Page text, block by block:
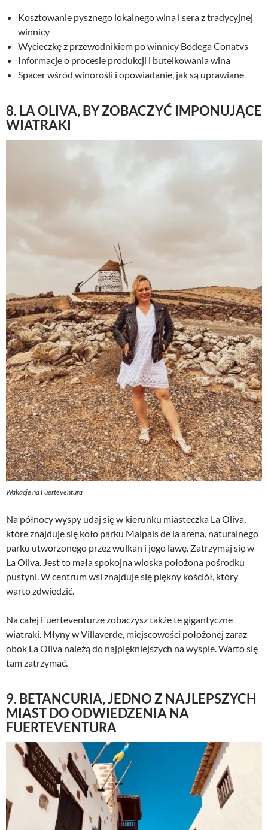
Kosztowanie pysznego lokalnego wina i sera z tradycyjnej
winnicy
Wycieczkę z przewodnikiem po winnicy Bodega Conatvs
Informacje o procesie produkcji i butelkowania wina
Spacer wśród winorośli i opowiadanie, jak są uprawiane
8. LA OLIVA, BY ZOBACZYĆ IMPONUJĄCE
WIATRAKI
Wakacje na Fuerteventura
Na północy wyspy udaj się w kierunku miasteczka La Oliva,
które znajduje się koło parku Malpaís de la arena, naturalnego
parku utworzonego przez wulkan i jego lawę. Zatrzymaj się w
La Oliva. Jest to mała spokojna wioska położona pośrodku
pustyni. W centrum wsi znajduje się piękny kościół, który
warto zdwiedzić.
Na całej Fuerteventurze zobaczysz także te gigantyczne
wiatraki. Młyny w Villaverde, miejscowości położonej zaraz
obok La Oliva należą do najpiękniejszych na wyspie. Warto się
tam zatrzymać.
9. BETANCURIA, JEDNO Z NAJLEPSZYCH
MIAST DO ODWIEDZENIA NA
FUERTEVENTURA